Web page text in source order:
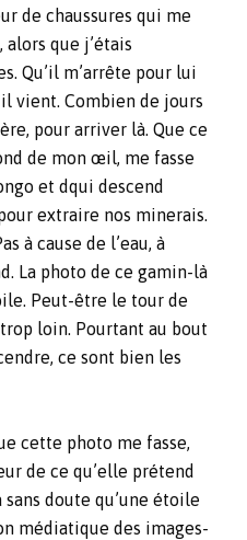
de chaussures qui me
que j’étais
Qu’il m’arrête pour lui
vient. Combien de jours
pour arriver là. Que ce
de mon œil, me fasse
et dqui descend
extraire nos minerais.
à cause de l’eau, à
La photo de ce gamin-là
Peut-être le tour de
loin. Pourtant au bout
ce sont bien les
cette photo me fasse,
de ce qu’elle prétend
doute qu’une étoile
médiatique des images-